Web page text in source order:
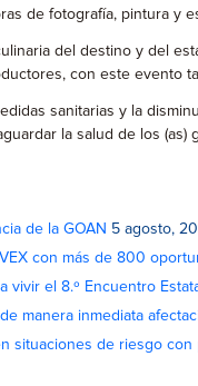
de fotografía, pintura y
del destino y del
con este evento
sanitarias y la
la salud de los (as)
de la GOAN 5 agosto,
con más de 800
vivir el 8.º Encuentro
manera inmediata
situaciones de riesgo